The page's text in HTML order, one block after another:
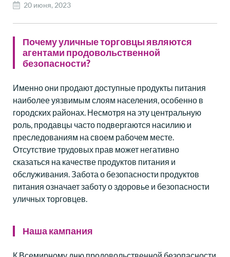
20 июня, 2023
Почему уличные торговцы являются
агентами продовольственной
безопасности?
Именно они продают доступные продукты питания
наиболее уязвимым слоям населения, особенно в
городских районах. Несмотря на эту центральную
роль, продавцы часто подвергаются насилию и
преследованиям на своем рабочем месте.
Отсутствие трудовых прав может негативно
сказаться на качестве продуктов питания и
обслуживания. Забота о безопасности продуктов
питания означает заботу о здоровье и безопасности
уличных торговцев.
Наша кампания